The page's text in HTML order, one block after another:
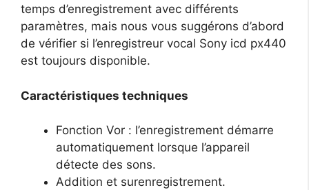
temps d’enregistrement avec différents
paramètres, mais nous vous suggérons d’abord
de vérifier si l’enregistreur vocal Sony icd px440
est toujours disponible.
Caractéristiques techniques
Fonction Vor : l’enregistrement démarre
automatiquement lorsque l’appareil
détecte des sons.
Addition et surenregistrement.